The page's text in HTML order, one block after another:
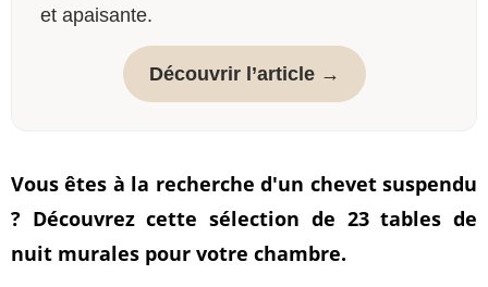
et apaisante.
Découvrir l’article →
Vous êtes à la recherche d'un chevet suspendu
? Découvrez cette sélection de 23 tables de
nuit murales pour votre chambre.